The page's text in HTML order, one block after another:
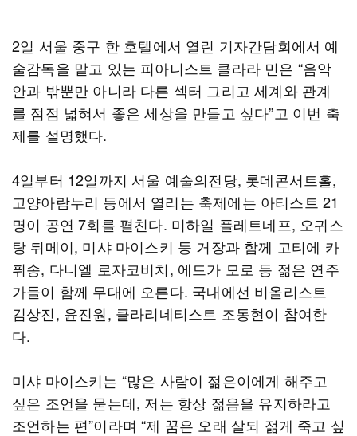
2일 서울 중구 한 호텔에서 열린 기자간담회에서 예
술감독을 맡고 있는 피아니스트 클라라 민은 “음악
안과 밖뿐만 아니라 다른 섹터 그리고 세계와 관계
를 점점 넓혀서 좋은 세상을 만들고 싶다”고 이번 축
제를 설명했다.
4일부터 12일까지 서울 예술의전당, 롯데콘서트홀,
고양아람누리 등에서 열리는 축제에는 아티스트 21
명이 공연 7회를 펼친다. 미하일 플레트네프, 오귀스
탕 뒤메이, 미샤 마이스키 등 거장과 함께 고티에 카
퓌송, 다니엘 로자코비치, 에드가 모로 등 젊은 연주
가들이 함께 무대에 오른다. 국내에선 비올리스트
김상진, 윤진원, 클라리네티스트 조동현이 참여한
다.
미샤 마이스키는 “많은 사람이 젊은이에게 해주고
싶은 조언을 묻는데, 저는 항상 젊음을 유지하라고
조언하는 편”이라며 “제 꿈은 오래 살되 젊게 죽고 싶